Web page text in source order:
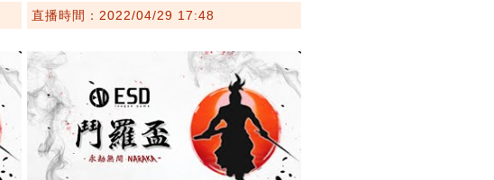
直播時間：2022/04/29 17:48